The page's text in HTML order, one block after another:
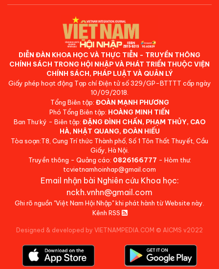
DIỄN ĐÀN KHOA HỌC VÀ THỰC TIỄN - TRUYỀN THÔNG
CHÍNH SÁCH TRONG HỘI NHẬP VÀ PHÁT TRIỂN THUỘC VIỆN
CHÍNH SÁCH, PHÁP LUẬT VÀ QUẢN LÝ
Giấy phép hoạt động Tạp chí Điện tử số 329/GP-BTTTT cấp ngày
10/09/2018.
Tổng Biên tập: ĐOÀN MẠNH PHƯƠNG
Phó Tổng Biên tập: HOÀNG MINH TIẾN
Ban Thư ký - Biên tập: ĐẶNG ĐÌNH CHẤN, PHẠM THỦY, CAO
HÀ, NHẬT QUANG, ĐOÀN HIẾU
Tòa soạn:T8, Cung Trí thức Thành phố, Số 1 Tôn Thất Thuyết, Cầu
Giấy, Hà Nội.
Truyền thông - Quảng cáo: 0826166777 - Hòm thư:
tcvietnamhoinhap@gmail.com
Email nhận bài Nghiên cứu Khoa học:
nckh.vnhn@gmail.com
Ghi rõ nguồn "Việt Nam Hội Nhập" khi phát hành từ Website này.
Kênh RSS
Designed & developed by VIETNAMPEDIA.COM © AICMS v2022